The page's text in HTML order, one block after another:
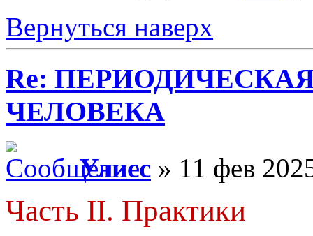
Вернуться наверх
Re:
ЧЕЛОВЕКА
Улисс » 11 фев
Часть II. Практики